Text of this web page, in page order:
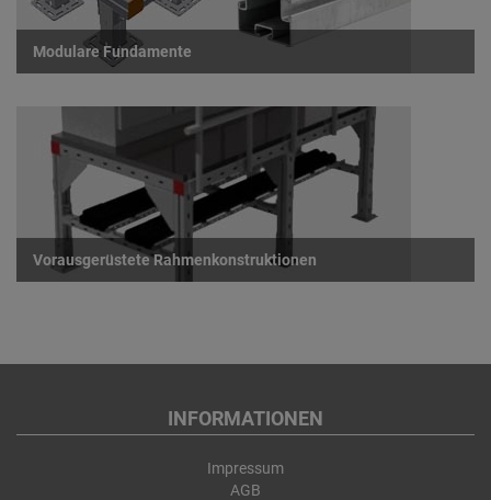
Modulare Fundamente
Vorausgerüstete Rahmenkonstruktionen
INFORMATIONEN
Impressum
AGB